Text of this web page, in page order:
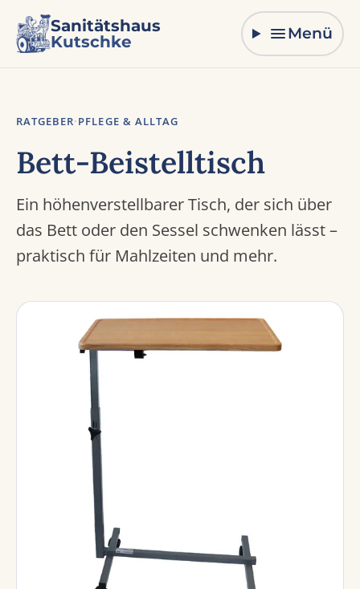
Zum Inhalt springen
Sanitätshaus
Kutschke
Menü
RATGEBER·PFLEGE & ALLTAG
Bett-Beistelltisch
Ein höhenverstellbarer Tisch, der sich über
das Bett oder den Sessel schwenken lässt –
praktisch für Mahlzeiten und mehr.